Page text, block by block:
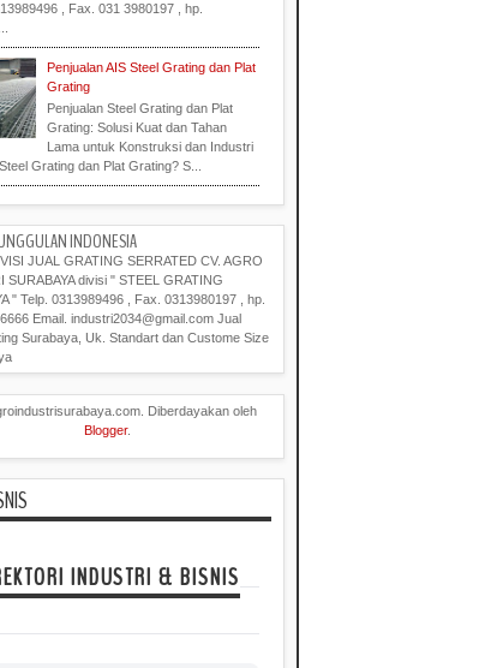
, Fax. 031 3980197 , hp.
Penjualan AIS Steel Grating dan Plat
Grating
Penjualan Steel Grating dan Plat
Grating: Solusi Kuat dan Tahan
Lama untuk Konstruksi dan Industri
Grating dan Plat Grating? S...
INDONESIA
JUAL GRATING SERRATED CV. AGRO
SURABAYA divisi " STEEL GRATING
" Telp. 0313989496 , Fax. 0313980197 , hp.
Email. industri2034@gmail.com Jual
Surabaya, Uk. Standart dan Custome Size
Diberdayakan oleh
Blogger.
INDUSTRI & BISNIS